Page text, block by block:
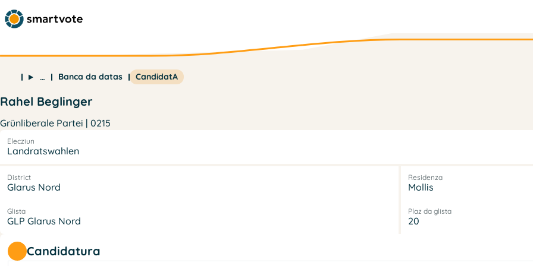
… Banca da datas CandidatA
Rahel Beglinger
Grünliberale Partei | 0215
Elecziun
Landratswahlen
District
Glarus Nord
Residenza
Mollis
Glista
GLP Glarus Nord
Plaz da glista
20
Candidatura